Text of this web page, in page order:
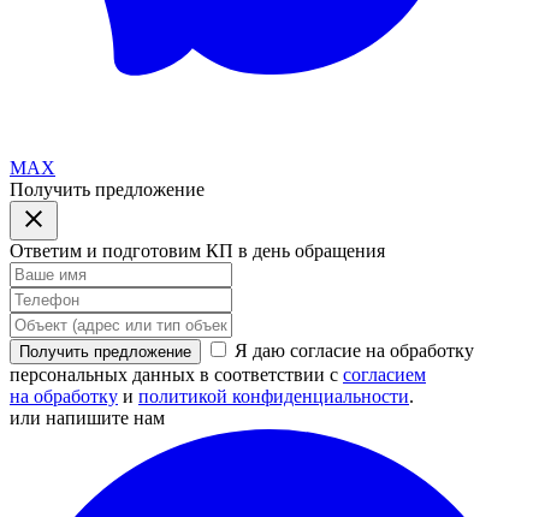
MAX
Получить предложение
Ответим и подготовим КП в день обращения
Получить предложение
Я даю согласие на обработку
персональных данных в соответствии с согласием
на обработку и политикой конфиденциальности.
или напишите нам